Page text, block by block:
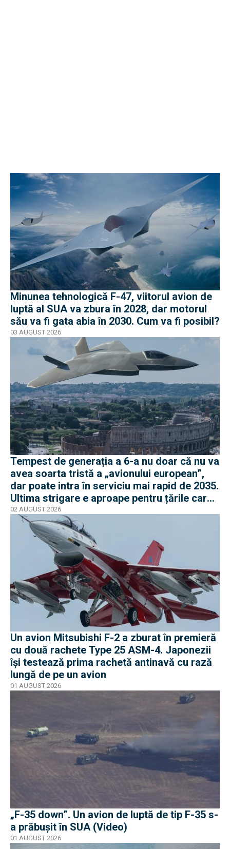
Minunea tehnologică F-47, viitorul avion de
luptă al SUA va zbura în 2028, dar motorul
său va fi gata abia în 2030. Cum va fi posibil?
03 AUGUST 2026
Tempest de generația a 6-a nu doar că nu va
avea soarta tristă a „avionului european”,
dar poate intra în serviciu mai rapid de 2035.
Ultima strigare e aproape pentru țările care
vor în program
02 AUGUST 2026
Un avion Mitsubishi F-2 a zburat în premieră
cu două rachete Type 25 ASM-4. Japonezii
își testează prima rachetă antinavă cu rază
lungă de pe un avion
01 AUGUST 2026
„F-35 down”. Un avion de luptă de tip F-35 s-
a prăbușit în SUA (Video)
01 AUGUST 2026